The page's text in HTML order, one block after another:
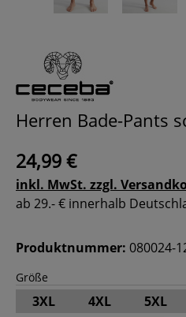
Herren Bade-Pants
24,99 €
inkl. MwSt. zzgl.
ab 29.- € innerhalb
Produktnummer: 080024-
Größe
3XL 4XL 5XL